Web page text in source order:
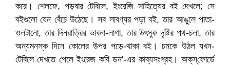
করে। শেলফে, পড়বার টেবিলে, ইংরেজি সাহিত্যের বই দেখলে; সে
বইগুলো যেন বেঁচে উঠেছে। সব লাবণ্যর পড়া বই, তার আঙুলে পাতা-
ওলটানো, তার দিনরাত্রির ভাবনা-লাগা, তার উৎসুক দৃষ্টির পথ-চলা, তার
অন্যমনস্ক দিনে কোলের উপর পড়ে-থাকা বই। চমকে উঠল যখন-
টেবিলে দেখতে পেলে ইংরেজ কবি ডন'-এর কাব্যসংগ্রহ। অক্‌স্‌ফোর্ডে